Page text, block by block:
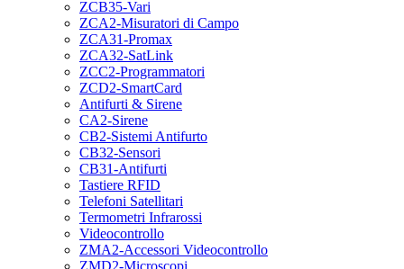
ZCB35-Vari
ZCA2-Misuratori di Campo
ZCA31-Promax
ZCA32-SatLink
ZCC2-Programmatori
ZCD2-SmartCard
Antifurti & Sirene
CA2-Sirene
CB2-Sistemi Antifurto
CB32-Sensori
CB31-Antifurti
Tastiere RFID
Telefoni Satellitari
Termometri Infrarossi
Videocontrollo
ZMA2-Accessori Videocontrollo
ZMD2-Microscopi